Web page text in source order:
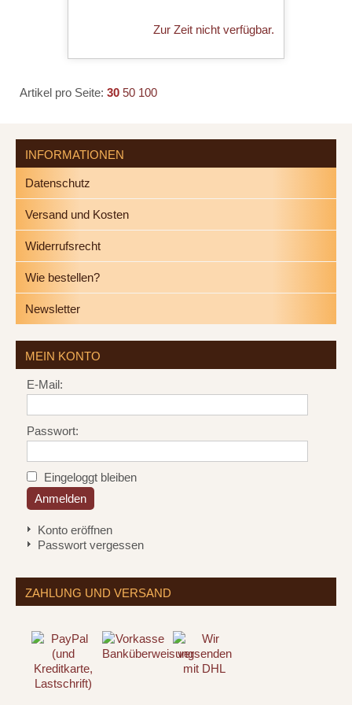
Zur Zeit nicht verfügbar.
Artikel pro Seite: 30 50 100
INFORMATIONEN
Datenschutz
Versand und Kosten
Widerrufsrecht
Wie bestellen?
Newsletter
MEIN KONTO
E-Mail:
Passwort:
Eingeloggt bleiben
Konto eröffnen
Passwort vergessen
ZAHLUNG UND VERSAND